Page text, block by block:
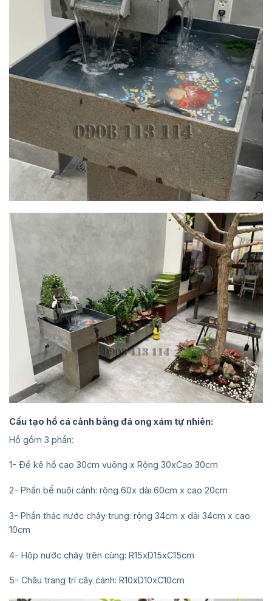
Cấu tạo hồ cá cảnh bằng đá ong xám tự nhiên:
Hồ gồm 3 phần:
1- Đế kê hồ cao 30cm vuông x Rộng 30xCao 30cm
2- Phần bể nuôi cánh: rộng 60x dài 60cm x cao 20cm
3- Phần thác nước chảy trung: rộng 34cm x dài 34cm x cao
10cm
4- Hộp nước chảy trên cùng: R15xD15xC15cm
5- Chậu trang trí cây cảnh: R10xD10xC10cm